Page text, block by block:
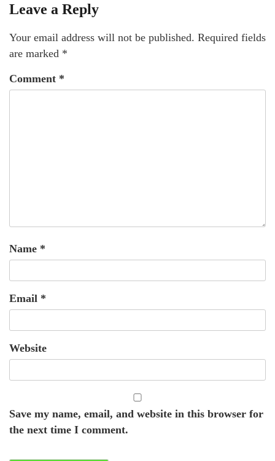
Leave a Reply
Your email address will not be published. Required fields
are marked *
Comment *
Name *
Email *
Website
Save my name, email, and website in this browser for
the next time I comment.